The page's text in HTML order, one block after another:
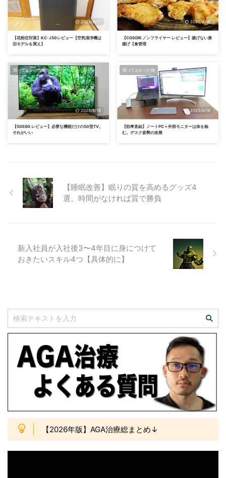
2025/8/17
【花粉症対策】KC-J50レビュー【空気清浄機は
旧モデルを買え】
2025/8/18
【COSORI ノンフライヤー レビュー】揚げない唐
揚げ【食管理
買ってよかった物
2025/8/18
【50E6G レビュー】必要な機能だけの50型TV。
それがいい
買ってよかった物
2025/8/18
【効率直結】ノートPC＋外部モニターは体を蝕
む。デスク姿勢の改善
【睡眠改善】眠りの質を高めるグッズ4
選。時間がなければ質で勝負
新入社員が入社後3〜4年目に身につけて
おきたいスキル4つ【具体的に】
【2026年版】AGA治療総まとめ↓